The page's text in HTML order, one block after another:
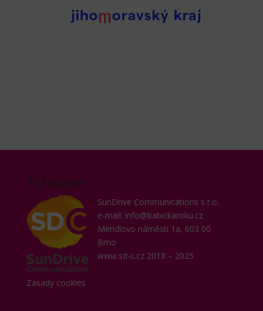
Pořadatel
SunDrive Communications s r.o.
e-mail: info@babickaroku.cz
Mendlovo náměstí 1a, 603 00
Brno
www.sd-c.cz2018 – 2025
Zásady cookies